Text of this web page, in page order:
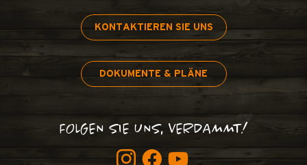
KONTAKTIEREN SIE UNS
DOKUMENTE & PLÄNE
FOLGEN SIE UNS, VERDAMMT!